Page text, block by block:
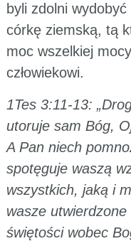
byli zdolni
córkę ziemską, tą
moc wszelkiej
człowiekowi.
1Tes 3:11-13:
utoruje sam Bóg,
A Pan niech
spotęguje waszą
wszystkich, jaką i
wasze utwierdzone
świętości wobec